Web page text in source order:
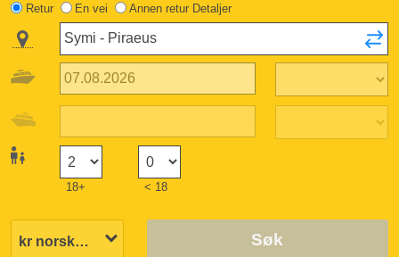
Retur En vei Annen retur Detaljer
18+ < 18
Søk